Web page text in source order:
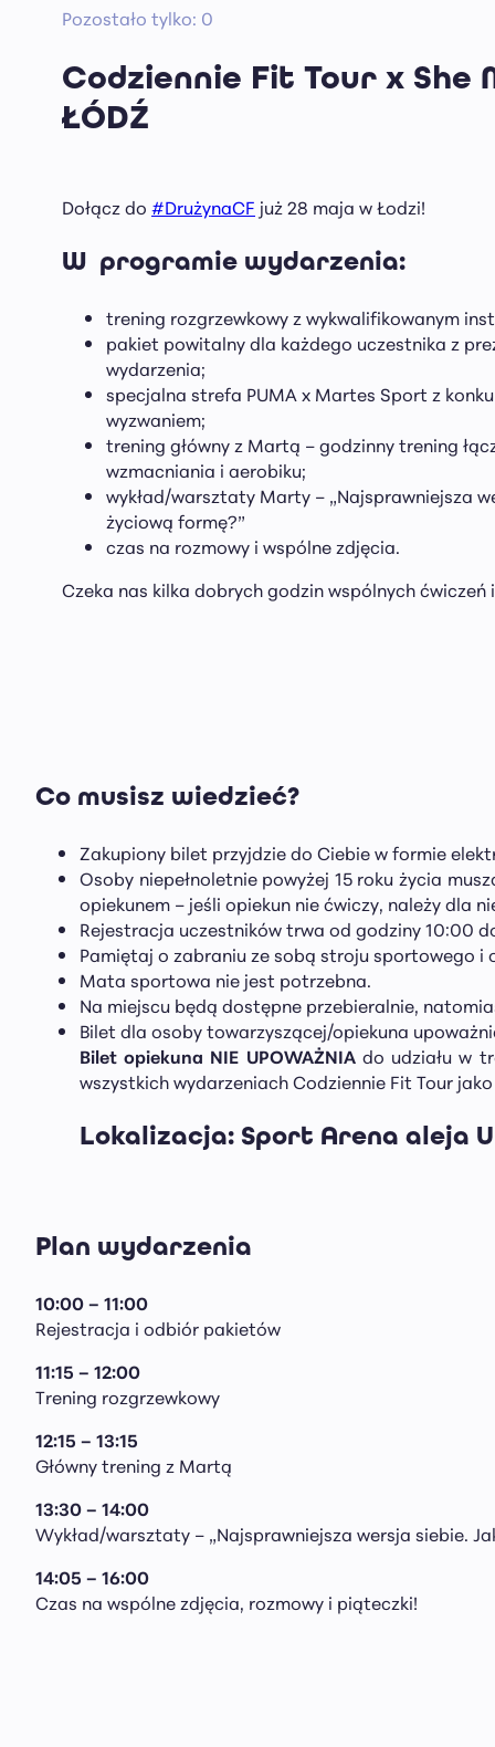
Pozostało tylko: 0
Codziennie Fit Tour x She
ŁÓDŹ
Dołącz do #DrużynaCF już 28 maja w Łodzi!
W programie wydarzenia:
trening rozgrzewkowy z wykwalifikowanym
pakiet powitalny dla każdego uczestnika z
wydarzenia;
specjalna strefa PUMA x Martes Sport z
wyzwaniem;
trening główny z Martą – godzinny trening
wzmacniania i aerobiku;
wykład/warsztaty Marty – „Najsprawniejsza
życiową formę?”
czas na rozmowy i wspólne zdjęcia.
Czeka nas kilka dobrych godzin wspólnych ćwiczeń
Co musisz wiedzieć?
Zakupiony bilet przyjdzie do Ciebie w formie
Osoby niepełnoletnie powyżej 15 roku życia
opiekunem – jeśli opiekun nie ćwiczy, należy dla
Rejestracja uczestników trwa od godziny 10:00
Pamiętaj o zabraniu ze sobą stroju sportowego i
Mata sportowa nie jest potrzebna.
Na miejscu będą dostępne przebieralnie,
Bilet dla osoby towarzyszącej/opiekuna
Bilet opiekuna NIE UPOWAŻNIAdo udziału w
wszystkich wydarzeniach Codziennie Fit Tour
Lokalizacja: Sport Arena aleja
Plan wydarzenia
10:00 – 11:00
Rejestracja i odbiór pakietów
11:15 – 12:00
Trening rozgrzewkowy
12:15 – 13:15
Główny trening z Martą
13:30 – 14:00
Wykład/warsztaty – „Najsprawniejsza wersja siebie.
14:05 – 16:00
Czas na wspólne zdjęcia, rozmowy i piąteczki!